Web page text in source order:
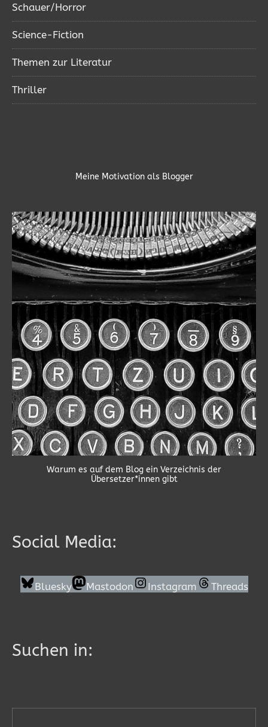
Schauer/Horror
Science-Fiction
Themen zur Literatur
Thriller
Meine Motivation als Blogger
Warum es auf dem Blog ein Verzeichnis der
Übersetzer*innen gibt
Social Media:
Bluesky Mastodon Instagram Threads
Suchen in: